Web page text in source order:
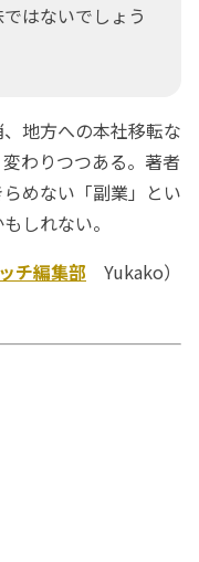
はないでしょう
地方への本社移転な
わりつつある。著者
めない「副業」とい
しれない。
チ編集部 Yukako）